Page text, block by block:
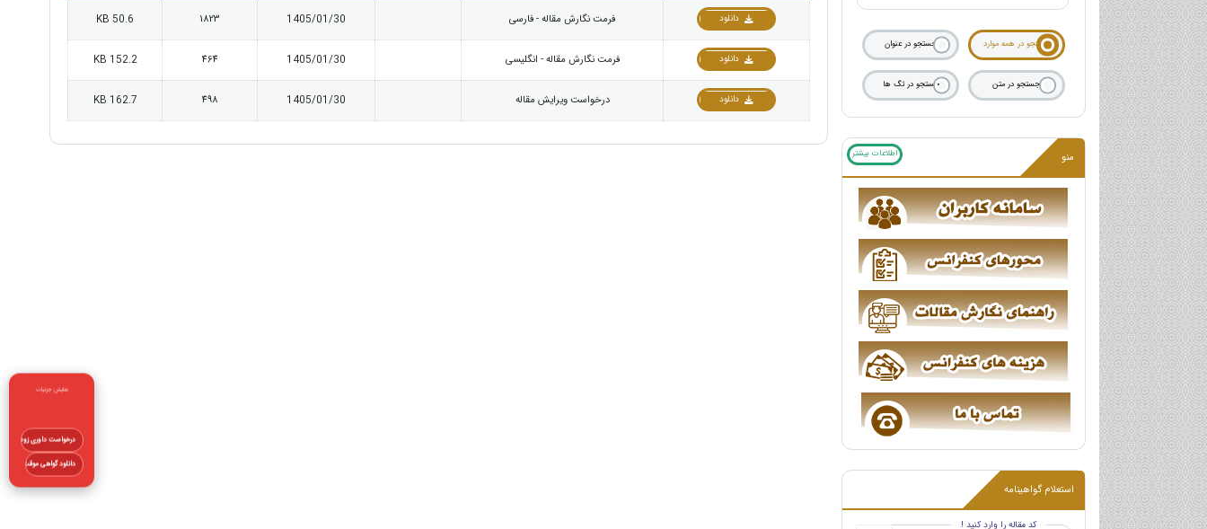
جستجو در همه موارد جستجو در عنوان
جستجو در متن جستجو در تگ ها
منو اطلاعات بیشتر
استعلام گواهینامه
کد مقاله را وارد کنید !
دانلود فرمت نگارش مقاله - فارسی 1405/01/30
1823
50.6 KB
دانلود فرمت نگارش مقاله - انگلیسی 1405/01/30
464
152.2 KB
دانلود درخواست ویرایش مقاله 1405/01/30
498
162.7 KB
نمایش جزئیات
درخواست داوری زودهنگام
دانلود گواهی موقت